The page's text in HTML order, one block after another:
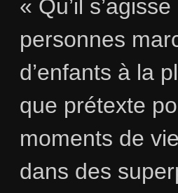
« Qu’il
personnes
d’enfants à la
que prétexte
moments de
dans des